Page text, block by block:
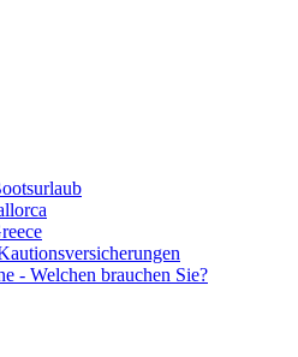
- Welchen brauchen Sie?